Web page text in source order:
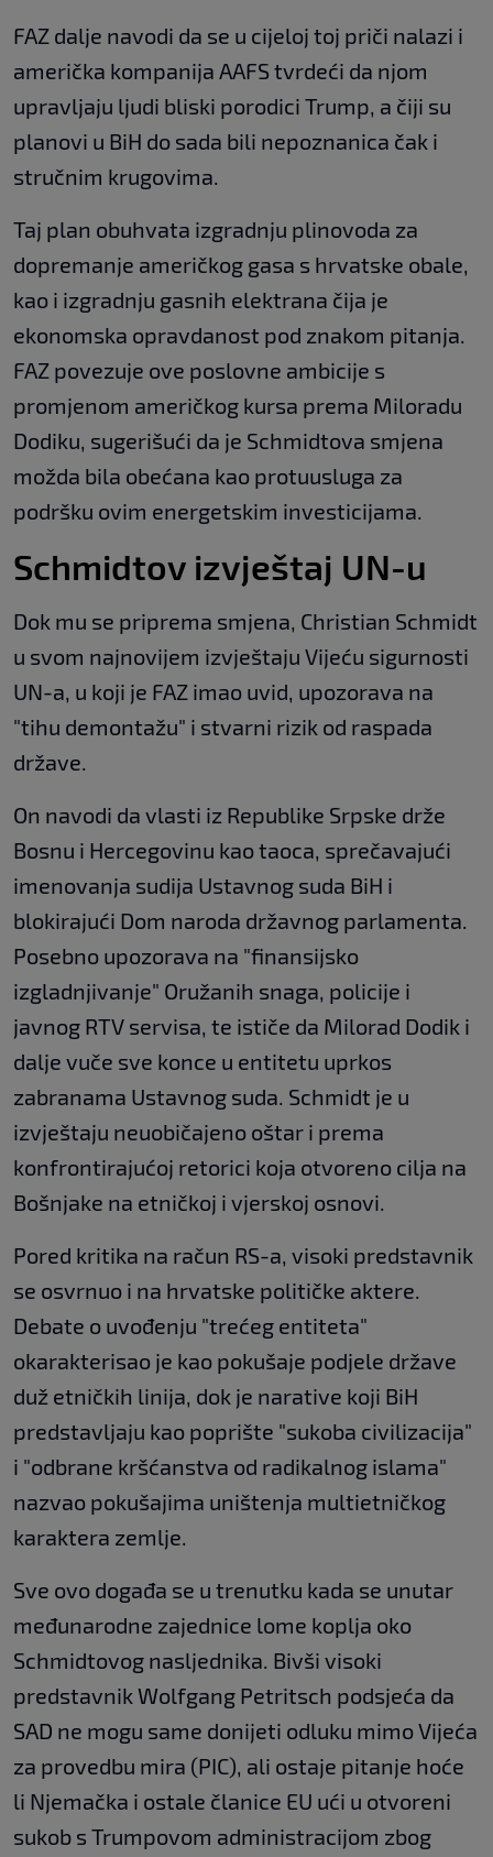
FAZ dalje navodi da se u cijeloj toj priči nalazi i
američka kompanija AAFS tvrdeći da njom
upravljaju ljudi bliski porodici Trump, a čiji su
planovi u BiH do sada bili nepoznanica čak i
stručnim krugovima.
Taj plan obuhvata izgradnju plinovoda za
dopremanje američkog gasa s hrvatske obale,
kao i izgradnju gasnih elektrana čija je
ekonomska opravdanost pod znakom pitanja.
FAZ povezuje ove poslovne ambicije s
promjenom američkog kursa prema Miloradu
Dodiku, sugerišući da je Schmidtova smjena
možda bila obećana kao protuusluga za
podršku ovim energetskim investicijama.
Schmidtov izvještaj UN-u
Dok mu se priprema smjena, Christian Schmidt
u svom najnovijem izvještaju Vijeću sigurnosti
UN-a, u koji je FAZ imao uvid, upozorava na
"tihu demontažu" i stvarni rizik od raspada
države.
On navodi da vlasti iz Republike Srpske drže
Bosnu i Hercegovinu kao taoca, sprečavajući
imenovanja sudija Ustavnog suda BiH i
blokirajući Dom naroda državnog parlamenta.
Posebno upozorava na "finansijsko
izgladnjivanje" Oružanih snaga, policije i
javnog RTV servisa, te ističe da Milorad Dodik i
dalje vuče sve konce u entitetu uprkos
zabranama Ustavnog suda. Schmidt je u
izvještaju neuobičajeno oštar i prema
konfrontirajućoj retorici koja otvoreno cilja na
Bošnjake na etničkoj i vjerskoj osnovi.
Pored kritika na račun RS-a, visoki predstavnik
se osvrnuo i na hrvatske političke aktere.
Debate o uvođenju "trećeg entiteta"
okarakterisao je kao pokušaje podjele države
duž etničkih linija, dok je narative koji BiH
predstavljaju kao poprište "sukoba civilizacija"
i "odbrane kršćanstva od radikalnog islama"
nazvao pokušajima uništenja multietničkog
karaktera zemlje.
Sve ovo događa se u trenutku kada se unutar
međunarodne zajednice lome koplja oko
Schmidtovog nasljednika. Bivši visoki
predstavnik Wolfgang Petritsch podsjeća da
SAD ne mogu same donijeti odluku mimo Vijeća
za provedbu mira (PIC), ali ostaje pitanje hoće
li Njemačka i ostale članice EU ući u otvoreni
sukob s Trumpovom administracijom zbog